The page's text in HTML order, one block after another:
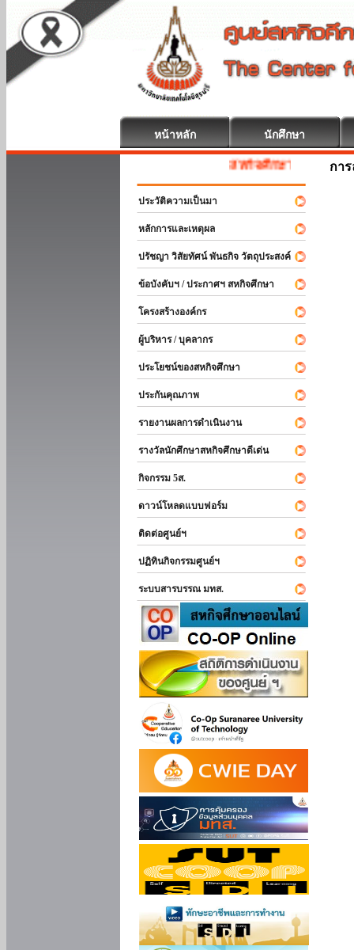
หน้าหลัก นักศึกษา
สหกิจศึกษา ยินดีต้อนรับ
ประวัติความเป็นมา
หลักการและเหตุผล
ปรัชญา วิสัยทัศน์ พันธกิจ วัตถุประสงค์
ข้อบังคับฯ / ประกาศฯ สหกิจศึกษา
โครงสร้างองค์กร
ผู้บริหาร / บุคลากร
ประโยชน์ของสหกิจศึกษา
ประกันคุณภาพ
รายงานผลการดำเนินงาน
รางวัลนักศึกษาสหกิจศึกษาดีเด่น
กิจกรรม 5ส.
ดาวน์โหลดแบบฟอร์ม
ติดต่อศูนย์ฯ
ปฏิทินกิจกรรมศูนย์ฯ
ระบบสารบรรณ มทส.
กา